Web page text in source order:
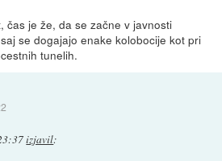
čas je že, da se začne v javnosti
se dogajajo enake kolobocije kot pri
tunelih.
izjavil: